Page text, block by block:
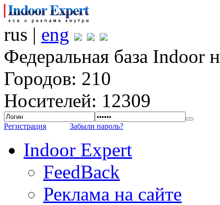
rus | eng
Федеральная база Indoor
Городов: 210
Носителей: 12309
Регистрация Забыли пароль?
Indoor Expert
FeedBack
Реклама на сайте